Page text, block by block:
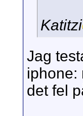
Katitzi
Jag
iphone:
det fel